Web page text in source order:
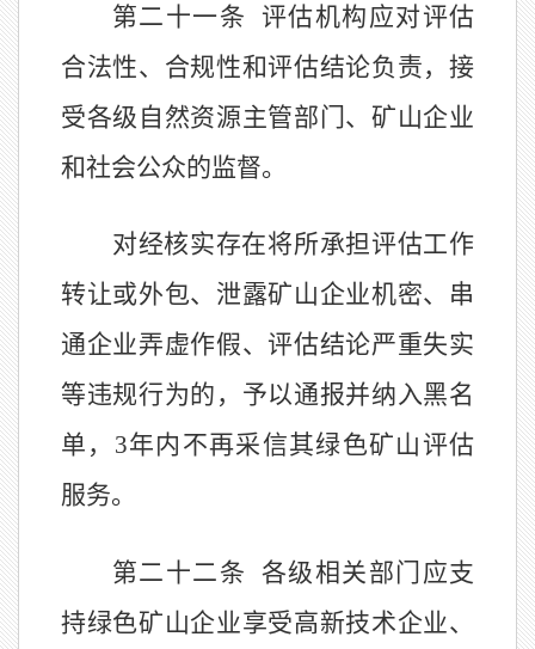
第二十一条
评估机构应对评估
合法性、合规性和评估结论负责，接
受各级自然资源主管部门、矿山企业
和社会公众的监督。
对经核实存在将所承担评估工作
转让或外包、泄露矿山企业机密、串
通企业弄虚作假、评估结论严重失实
等违规行为的，予以通报并纳入黑名
单， 3年内不再采信其绿色矿山评估
服务。
第二十二条
各级相关部门应支
持绿色矿山企业享受高新技术企业、